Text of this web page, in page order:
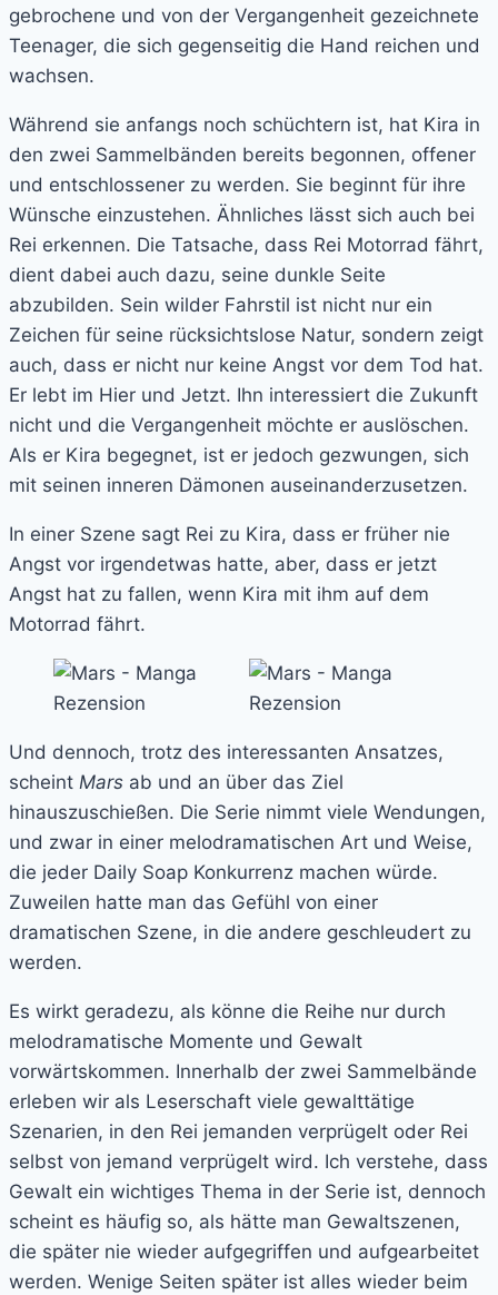
gebrochene und von der Vergangenheit gezeichnete
Teenager, die sich gegenseitig die Hand reichen und
wachsen.
Während sie anfangs noch schüchtern ist, hat Kira in
den zwei Sammelbänden bereits begonnen, offener
und entschlossener zu werden. Sie beginnt für ihre
Wünsche einzustehen. Ähnliches lässt sich auch bei
Rei erkennen. Die Tatsache, dass Rei Motorrad fährt,
dient dabei auch dazu, seine dunkle Seite
abzubilden. Sein wilder Fahrstil ist nicht nur ein
Zeichen für seine rücksichtslose Natur, sondern zeigt
auch, dass er nicht nur keine Angst vor dem Tod hat.
Er lebt im Hier und Jetzt. Ihn interessiert die Zukunft
nicht und die Vergangenheit möchte er auslöschen.
Als er Kira begegnet, ist er jedoch gezwungen, sich
mit seinen inneren Dämonen auseinanderzusetzen.
In einer Szene sagt Rei zu Kira, dass er früher nie
Angst vor irgendetwas hatte, aber, dass er jetzt
Angst hat zu fallen, wenn Kira mit ihm auf dem
Motorrad fährt.
Und dennoch, trotz des interessanten Ansatzes,
scheint Mars ab und an über das Ziel
hinauszuschießen. Die Serie nimmt viele Wendungen,
und zwar in einer melodramatischen Art und Weise,
die jeder Daily Soap Konkurrenz machen würde.
Zuweilen hatte man das Gefühl von einer
dramatischen Szene, in die andere geschleudert zu
werden.
Es wirkt geradezu, als könne die Reihe nur durch
melodramatische Momente und Gewalt
vorwärtskommen. Innerhalb der zwei Sammelbände
erleben wir als Leserschaft viele gewalttätige
Szenarien, in den Rei jemanden verprügelt oder Rei
selbst von jemand verprügelt wird. Ich verstehe, dass
Gewalt ein wichtiges Thema in der Serie ist, dennoch
scheint es häufig so, als hätte man Gewaltszenen,
die später nie wieder aufgegriffen und aufgearbeitet
werden. Wenige Seiten später ist alles wieder beim